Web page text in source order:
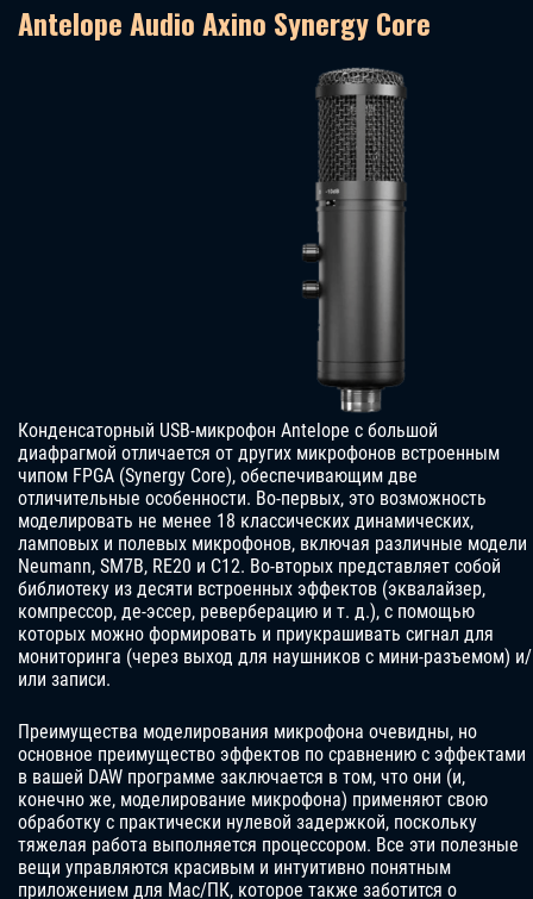
Antelope Audio Axino Synergy Core
Конденсаторный USB-микрофон Antelope с большой
диафрагмой отличается от других микрофонов встроенным
чипом FPGA (Synergy Core), обеспечивающим две
отличительные особенности. Во-первых, это возможность
моделировать не менее 18 классических динамических,
ламповых и полевых микрофонов, включая различные модели
Neumann, SM7B, RE20 и C12. Во-вторых представляет собой
библиотеку из десяти встроенных эффектов (эквалайзер,
компрессор, де-эссер, реверберацию и т. д.), с помощью
которых можно формировать и приукрашивать сигнал для
мониторинга (через выход для наушников с мини-разъемом) и/
или записи.
Преимущества моделирования микрофона очевидны, но
основное преимущество эффектов по сравнению с эффектами
в вашей DAW программе заключается в том, что они (и,
конечно же, моделирование микрофона) применяют свою
обработку с практически нулевой задержкой, поскольку
тяжелая работа выполняется процессором. Все эти полезные
вещи управляются красивым и интуитивно понятным
приложением для Mac/ПК, которое также заботится о